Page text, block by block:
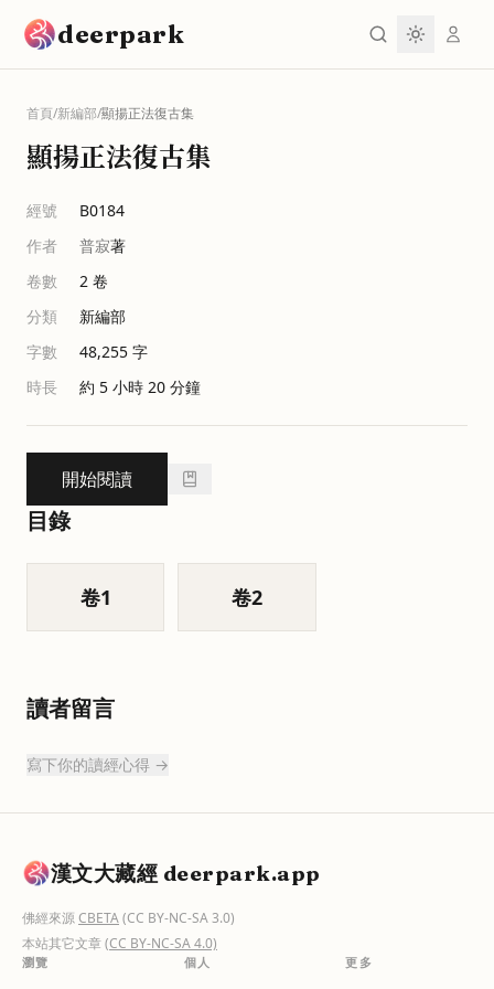
deerpark
首頁/新編部/顯揚正法復古集
顯揚正法復古集
經號
B0184
作者
普寂著
卷數
2 卷
分類
新編部
字數
48,255 字
時長
約 5 小時 20 分鐘
開始閱讀
目錄
卷1 卷2
讀者留言
寫下你的讀經心得 →
漢文大藏經 deerpark.app
佛經來源CBETA(CC BY-NC-SA 3.0)
本站其它文章(CC BY-NC-SA 4.0)
瀏覽 個人 更多